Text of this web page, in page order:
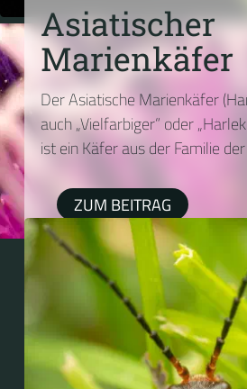
Asiatischer
Marienkäfer
Der Asiatische Marienkäfer
auch „Vielfarbiger“ oder
ist ein Käfer aus der Familie
ZUM BEITRAG